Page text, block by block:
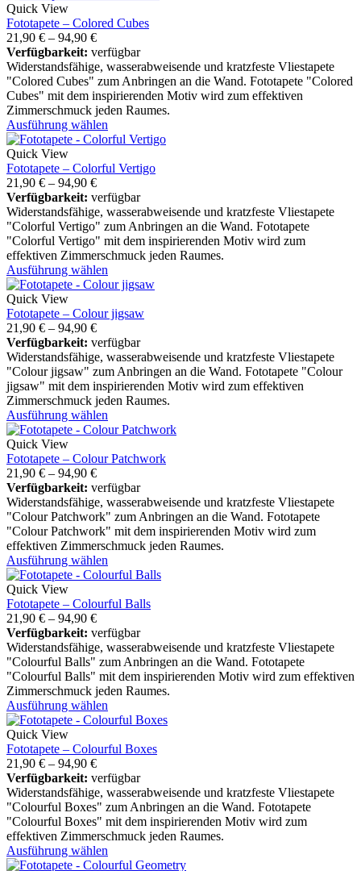
Quick View
Fototapete – Colored Cubes
21,90 € – 94,90 €
Verfügbarkeit: verfügbar
Widerstandsfähige, wasserabweisende und kratzfeste Vliestapete
"Colored Cubes" zum Anbringen an die Wand. Fototapete "Colored
Cubes" mit dem inspirierenden Motiv wird zum effektiven
Zimmerschmuck jeden Raumes.
Ausführung wählen
Quick View
Fototapete – Colorful Vertigo
21,90 € – 94,90 €
Verfügbarkeit: verfügbar
Widerstandsfähige, wasserabweisende und kratzfeste Vliestapete
"Colorful Vertigo" zum Anbringen an die Wand. Fototapete
"Colorful Vertigo" mit dem inspirierenden Motiv wird zum
effektiven Zimmerschmuck jeden Raumes.
Ausführung wählen
Quick View
Fototapete – Colour jigsaw
21,90 € – 94,90 €
Verfügbarkeit: verfügbar
Widerstandsfähige, wasserabweisende und kratzfeste Vliestapete
"Colour jigsaw" zum Anbringen an die Wand. Fototapete "Colour
jigsaw" mit dem inspirierenden Motiv wird zum effektiven
Zimmerschmuck jeden Raumes.
Ausführung wählen
Quick View
Fototapete – Colour Patchwork
21,90 € – 94,90 €
Verfügbarkeit: verfügbar
Widerstandsfähige, wasserabweisende und kratzfeste Vliestapete
"Colour Patchwork" zum Anbringen an die Wand. Fototapete
"Colour Patchwork" mit dem inspirierenden Motiv wird zum
effektiven Zimmerschmuck jeden Raumes.
Ausführung wählen
Quick View
Fototapete – Colourful Balls
21,90 € – 94,90 €
Verfügbarkeit: verfügbar
Widerstandsfähige, wasserabweisende und kratzfeste Vliestapete
"Colourful Balls" zum Anbringen an die Wand. Fototapete
"Colourful Balls" mit dem inspirierenden Motiv wird zum effektiven
Zimmerschmuck jeden Raumes.
Ausführung wählen
Quick View
Fototapete – Colourful Boxes
21,90 € – 94,90 €
Verfügbarkeit: verfügbar
Widerstandsfähige, wasserabweisende und kratzfeste Vliestapete
"Colourful Boxes" zum Anbringen an die Wand. Fototapete
"Colourful Boxes" mit dem inspirierenden Motiv wird zum
effektiven Zimmerschmuck jeden Raumes.
Ausführung wählen